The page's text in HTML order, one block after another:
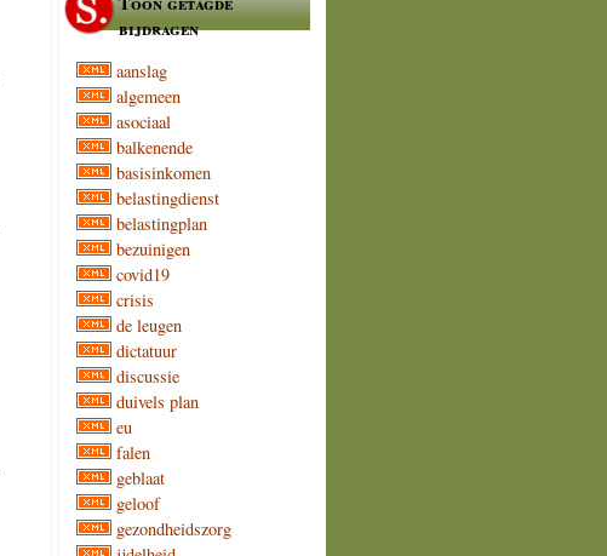
bijdragen
aanslag
algemeen
asociaal
balkenende
basisinkomen
belastingdienst
belastingplan
bezuinigen
covid19
crisis
de leugen
dictatuur
discussie
duivels plan
eu
falen
geblaat
geloof
gezondheidszorg